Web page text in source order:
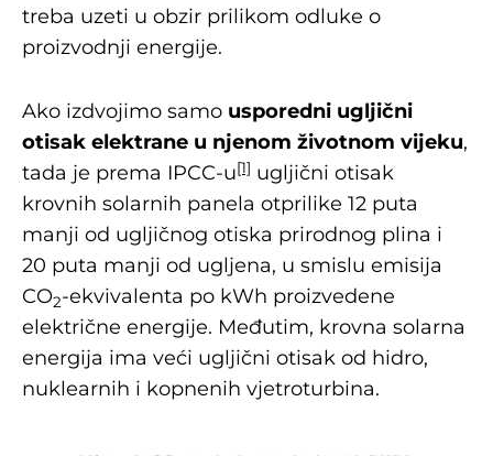
treba uzeti u obzir prilikom odluke o
proizvodnji energije.
Ako izdvojimo samo usporedni ugljični
otisak elektrane u njenom životnom vijeku,
tada je prema IPCC-u[1] ugljični otisak
krovnih solarnih panela otprilike 12 puta
manji od ugljičnog otiska prirodnog plina i
20 puta manji od ugljena, u smislu emisija
CO2-ekvivalenta po kWh proizvedene
električne energije. Međutim, krovna solarna
energija ima veći ugljični otisak od hidro,
nuklearnih i kopnenih vjetroturbina.